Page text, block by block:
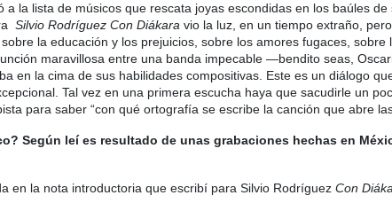
a la lista de músicos que rescata joyas escondidas en los baúles
Silvio Rodríguez Con Diákara vio la luz, en un tiempo extraño,
la educación y los prejuicios, sobre los amores fugaces,
maravillosa entre una banda impecable —bendito seas,
en la cima de sus habilidades compositivas. Este es un diálogo
Tal vez en una primera escucha haya que sacudirle un
para saber “con qué ortografía se escribe la canción que abre
Según leí es resultado de unas grabaciones hechas en
en la nota introductoria que escribí para Silvio Rodríguez Con